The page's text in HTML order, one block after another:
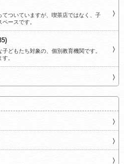
てついていますが、喫茶店ではなく、子
ースです。
どもたち対象の、個別教育機関です。
。